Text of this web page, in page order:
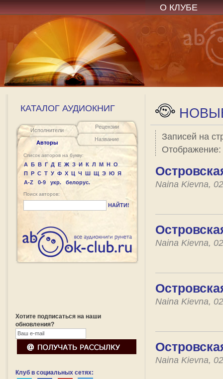
О КЛУБЕ
КАТАЛОГ АУДИОКНИГ
Исполнители
Авторы
Рецензии
Название
Список авторов на букву:
А Б В Г Д Е Ж З И К Л М Н О
П Р С Т У Ф Х Ц Ч Ш Щ Э Ю Я
A-Z
0-9 укр. белорус.
Поиск авторов:
НАЙТИ!
Хотите подписаться на наши
обновления?
Клуб в социальных сетях:
Записей на
Отображение:
Naina Kievna,
Naina Kievna,
Naina Kievna,
Naina Kievna,